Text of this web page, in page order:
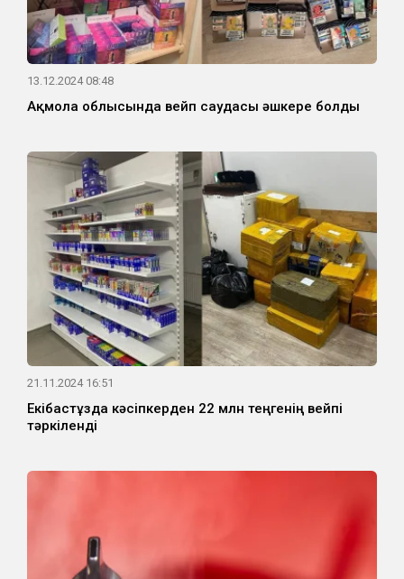
13.12.2024 08:48
Ақмола облысында вейп саудасы әшкере болды
21.11.2024 16:51
Екібастұзда кәсіпкерден 22 млн теңгенің вейпі
тәркіленді